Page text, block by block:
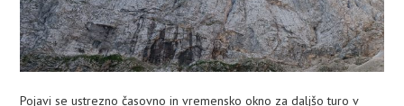
Pojavi se ustrezno časovno in vremensko okno za daljšo turo v